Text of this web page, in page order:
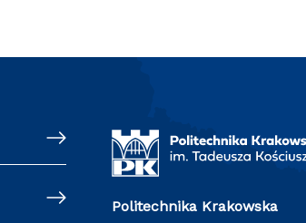
Politechnika Krakowska